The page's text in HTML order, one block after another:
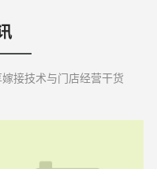
接技术与门店经营干货